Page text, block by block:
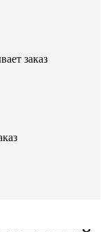
заказ